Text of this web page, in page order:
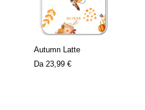
Autumn Latte
Da 23,99 €